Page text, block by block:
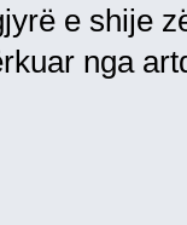
e shije
nga